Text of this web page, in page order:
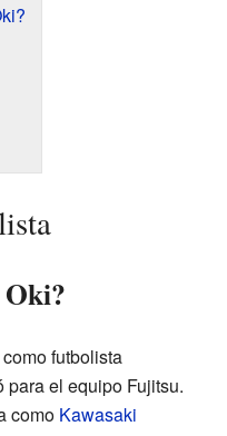
Oki?
futbolista
el equipo Fujitsu.
como Kawasaki